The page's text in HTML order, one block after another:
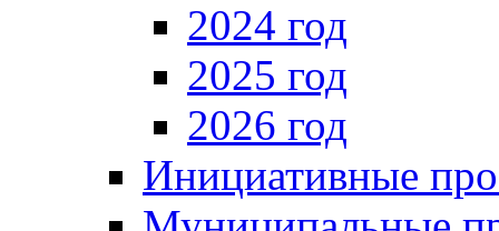
2024 год
2025 год
2026 год
Инициативные